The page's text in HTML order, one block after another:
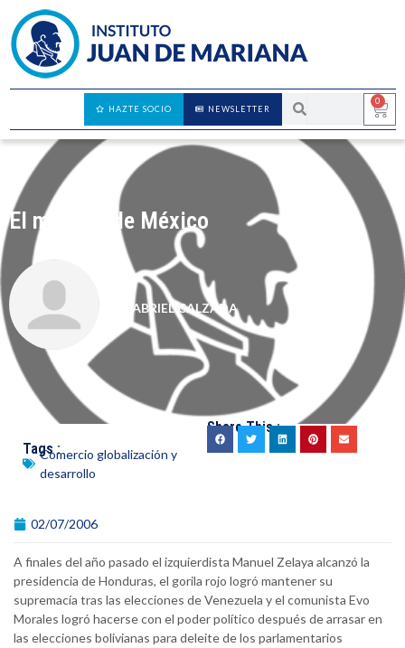
0
NEWSLETTER
HAZTE SOCIO
El mundial de México
GABRIEL CALZADA
Tags :
Comercio globalización y
desarrollo
Share This :
02/07/2006
A finales del año pasado el izquierdista Manuel Zelaya alcanzó la
presidencia de Honduras, el gorila rojo logró mantener su
supremacía tras las elecciones de Venezuela y el comunista Evo
Morales logró hacerse con el poder político después de arrasar en
las elecciones bolivianas para deleite de los parlamentarios